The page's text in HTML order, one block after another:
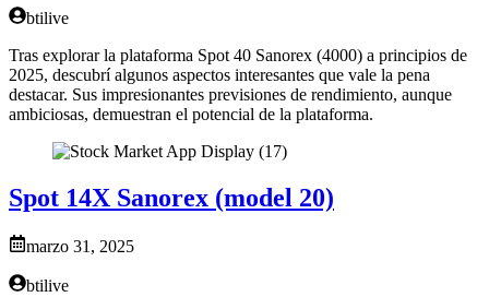
btilive
Tras explorar la plataforma Spot 40 Sanorex (4000) a principios de
2025, descubrí algunos aspectos interesantes que vale la pena
destacar. Sus impresionantes previsiones de rendimiento, aunque
ambiciosas, demuestran el potencial de la plataforma.
Spot 14X Sanorex (model 20)
marzo 31, 2025
btilive